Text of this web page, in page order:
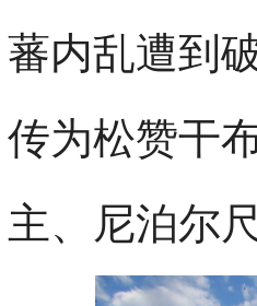
蕃内乱遭到
传为松赞干
主、尼泊尔